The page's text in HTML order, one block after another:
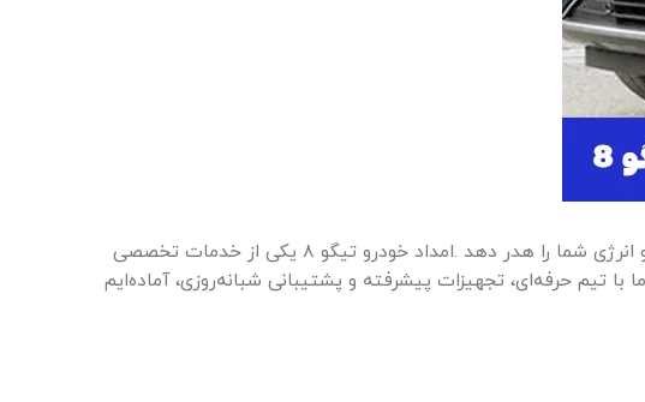
در دنیای امروز، خودروها جزو مهم‌ترین ابزار حمل و نقل ما هستند و هرگونه خرابی یا مشکل در مسیر می‌تواند زمان و انرژی شما را هدر دهد .امداد خودرو تیگو ۸ یکی از خدمات تخصصی
تیم حرفه‌ای، تجهیزات پیشرفته و پشتیبانی شبانه‌روزی، آماده‌ایم